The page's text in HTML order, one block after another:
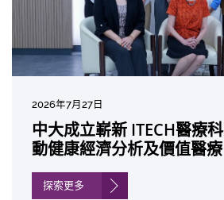
2026年8月5日
中大「環球醫學」連續13
囊括12名文憑試滿分考生
中大醫科續為尖子首選 文
七成
2026年7月27日
中大成立嶄新 ITECH醫療
動健康經濟分析及價值醫療
探索更多
2026年7月10日
中大研發「AI-OCT」系統
腫 假陽性轉介個案銳減六
候診症時間
2026年7月10日
中大黃秀娟教授獲頒中國
「光華工程科技獎」 成為
域唯一香港學者
2026年7月7日
中大新設「香港中文大學
許公開試狀元 鼓勵學醫狀
世界 裝備21世紀妙手仁醫
2026年6月29日
中大全新一站式PGT-Plus
傳統檢測中複雜基因異常「
工受孕流產及異常妊娠風險
2026年6月22日
中大發現青光眼治療新靶
可恢復七成視力 有助開創
法
2026年6月17日
中大成功拆解肝癌免疫治
一種免疫細胞具「除廢餵食
細胞耐藥性
2026年6月10日
中大與多名全球專家共同
究 逾半晚期ALK陽性肺癌病
因特定基因異常而引起的肺
「慢性病」 患者可與病共存
2026年6月5日
中大教授陳重娥獲頒「清
獎」 成為本港首名學者榮
研最高榮譽
2026年6月2日
中大匯聚逾200位區域專家
保險如何推動全民健康覆蓋
探索更多
2026年5月19日
中大張源津醫生成首位亞
際泌尿科權威獎項John K.
獎
2026年5月14日
中大取得「從實驗室到臨
破 初步證實GLP-1藥物可改
復情況